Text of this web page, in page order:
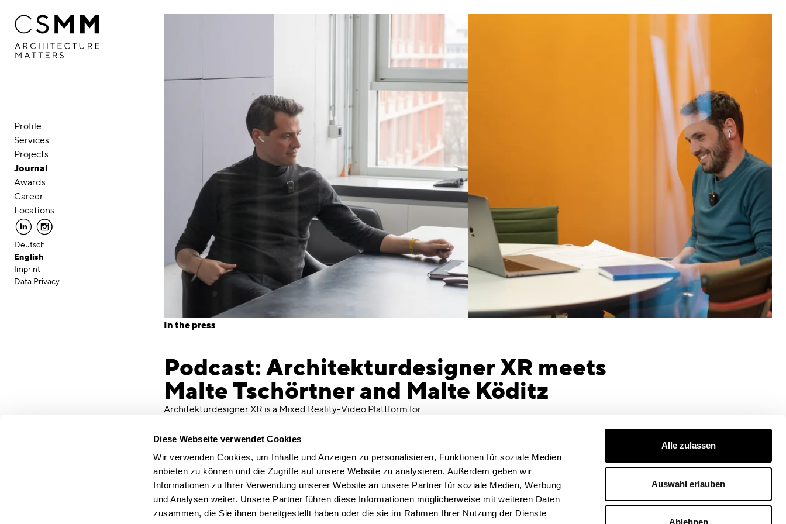
Diese Webseite verwendet Cookies
Wir verwenden Cookies, um Inhalte und Anzeigen zu personalisieren, Funktionen für soziale Medien
anbieten zu können und die Zugriffe auf unsere Website zu analysieren. Außerdem geben wir
Informationen zu Ihrer Verwendung unserer Website an unsere Partner für soziale Medien, Werbung
und Analysen weiter. Unsere Partner führen diese Informationen möglicherweise mit weiteren Daten
zusammen, die Sie ihnen bereitgestellt haben oder die sie im Rahmen Ihrer Nutzung der Dienste
Alle zulassen
Auswahl erlauben
Ablehnen
Profile
Services
Projects
Journal
Awards
Career
Locations
linkedin instagram
Deutsch
English
Imprint
Data Privacy
In the press
Podcast: Architekturdesigner XR meets
Malte Tschörtner and Malte Köditz
Architekturdesigner XR is a Mixed Reality-Video Plattform for
We were able to speak with our managing director Malte Tschörtner
and our partner Malte Köditz from spaciv on the subject of digital
architectural offices.
Malte Tschörtner (CSMM Architects) & Malte Köditz (SPACIV)
Can architecture firms and start-ups form a symbiotic relationship with
digital solution approaches? Since we’re asking, of course they can. They